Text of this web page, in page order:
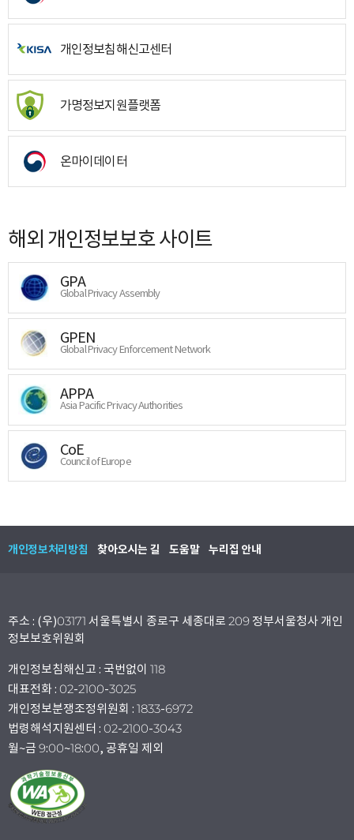
개인정보침해신고센터
가명정보지원플랫폼
온마이데이터
해외 개인정보보호 사이트
GPA
Global Privacy Assembly
GPEN
Global Privacy Enforcement Network
APPA
Asia Pacific Privacy Authorities
CoE
Council of Europe
개인정보처리방침 찾아오시는 길 도움말 누리집 안내
주소 : (우)03171 서울특별시 종로구 세종대로 209 정부서울청사 개인
정보보호위원회
개인정보침해신고 : 국번없이 118
대표전화 : 02-2100-3025
개인정보분쟁조정위원회 : 1833-6972
법령해석지원센터 : 02-2100-3043
월~금 9:00~18:00, 공휴일 제외